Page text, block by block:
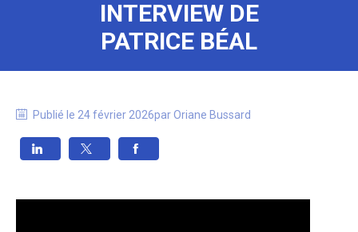
INTERVIEW DE
PATRICE BÉAL
Publié le 24 février 2026parOriane Bussard